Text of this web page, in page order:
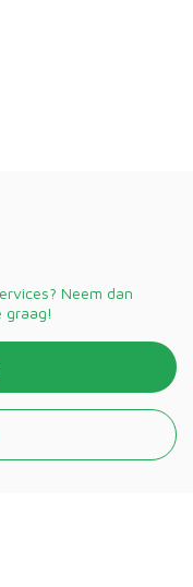
Neem dan
graag!